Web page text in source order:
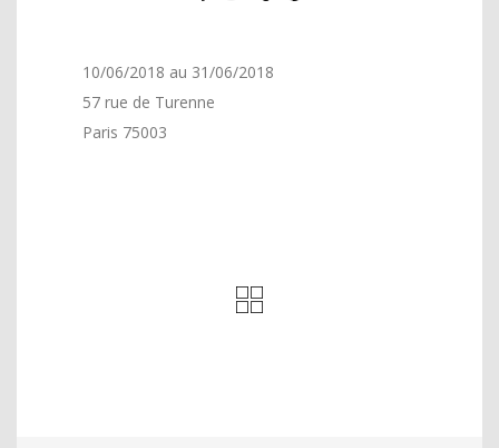
10/06/2018 au 31/06/2018
57 rue de Turenne
Paris 75003